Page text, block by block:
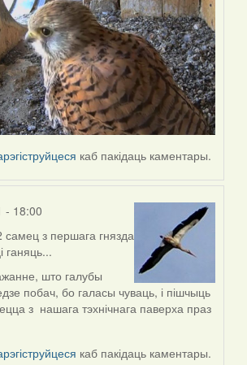
каб пакідаць каментары.
- 18:00
з першага гнязда
ганяць...
што галубы
побач, бо галасы чуваць, і пішчыць
з нашага тэхнічнага паверха праз
каб пакідаць каментары.